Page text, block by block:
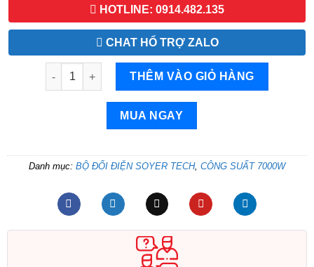
HOTLINE: 0914.482.135
CHAT HỔ TRỢ ZALO
Bộ chuyển đổi điện Sin Chuẩn 7000W-Bộ Đổi Nguồn
THÊM VÀO GIỎ HÀNG
MUA NGAY
Danh mục: BỘ ĐỔI ĐIỆN SOYER TECH, CÔNG SUẤT 7000W